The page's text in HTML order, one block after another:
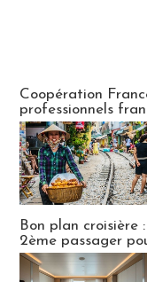
Coopération
professionnels
Bon plan croisière
2ème passager